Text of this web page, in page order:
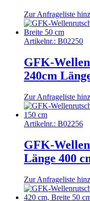
Zur Anfrageliste
Artikelnr.: B02250
GFK-
240cm
Zur Anfrageliste
Artikelnr.: B02256
GFK-
Länge 400
Zur Anfrageliste